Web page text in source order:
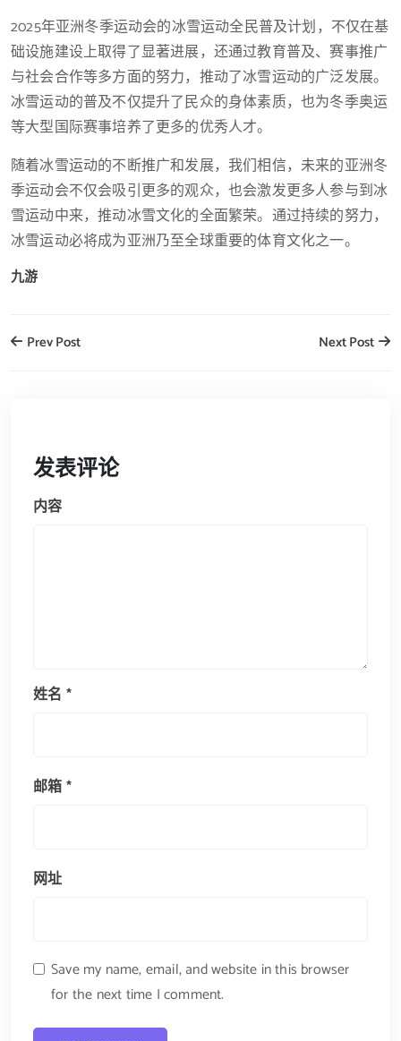
2025年亚洲冬季运动会的冰雪运动全民普及计划，不仅在基
础设施建设上取得了显著进展，还通过教育普及、赛事推广
与社会合作等多方面的努力，推动了冰雪运动的广泛发展。
冰雪运动的普及不仅提升了民众的身体素质，也为冬季奥运
等大型国际赛事培养了更多的优秀人才。
随着冰雪运动的不断推广和发展，我们相信，未来的亚洲冬
季运动会不仅会吸引更多的观众，也会激发更多人参与到冰
雪运动中来，推动冰雪文化的全面繁荣。通过持续的努力，
冰雪运动必将成为亚洲乃至全球重要的体育文化之一。
九游
Prev Post Next Post
发表评论
内容
姓名 *
邮箱*
网址
Save my name, email, and website in this browser
for the next time I comment.